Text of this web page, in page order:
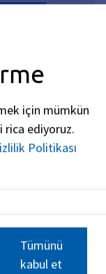
için mümkün
ediyoruz.
Politikası
Tümünü
kabul et